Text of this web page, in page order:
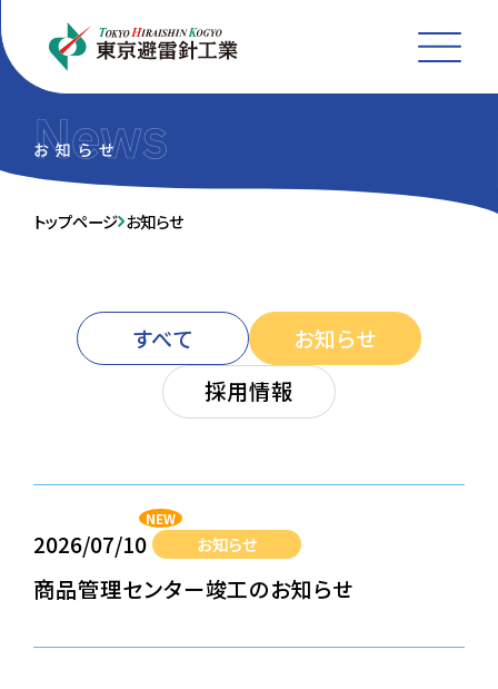
トップページ お知らせ
すべて
お知らせ
採用情報
2026/07/10
NEW
お知らせ
商品管理センター竣工のお知らせ